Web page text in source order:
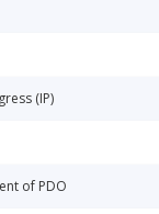
(IP)
of PDO